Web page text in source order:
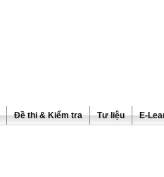
Đề thi & Kiểm tra Tư liệu E-